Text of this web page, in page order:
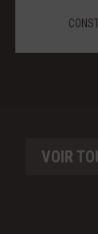
VOIR